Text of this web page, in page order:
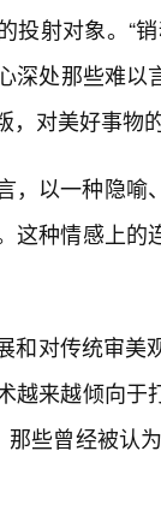
投射对象。“
深处那些难
，对美好事物
，以一种隐喻
这种情感上
和对传统审美
越来越倾向
那些曾经被认